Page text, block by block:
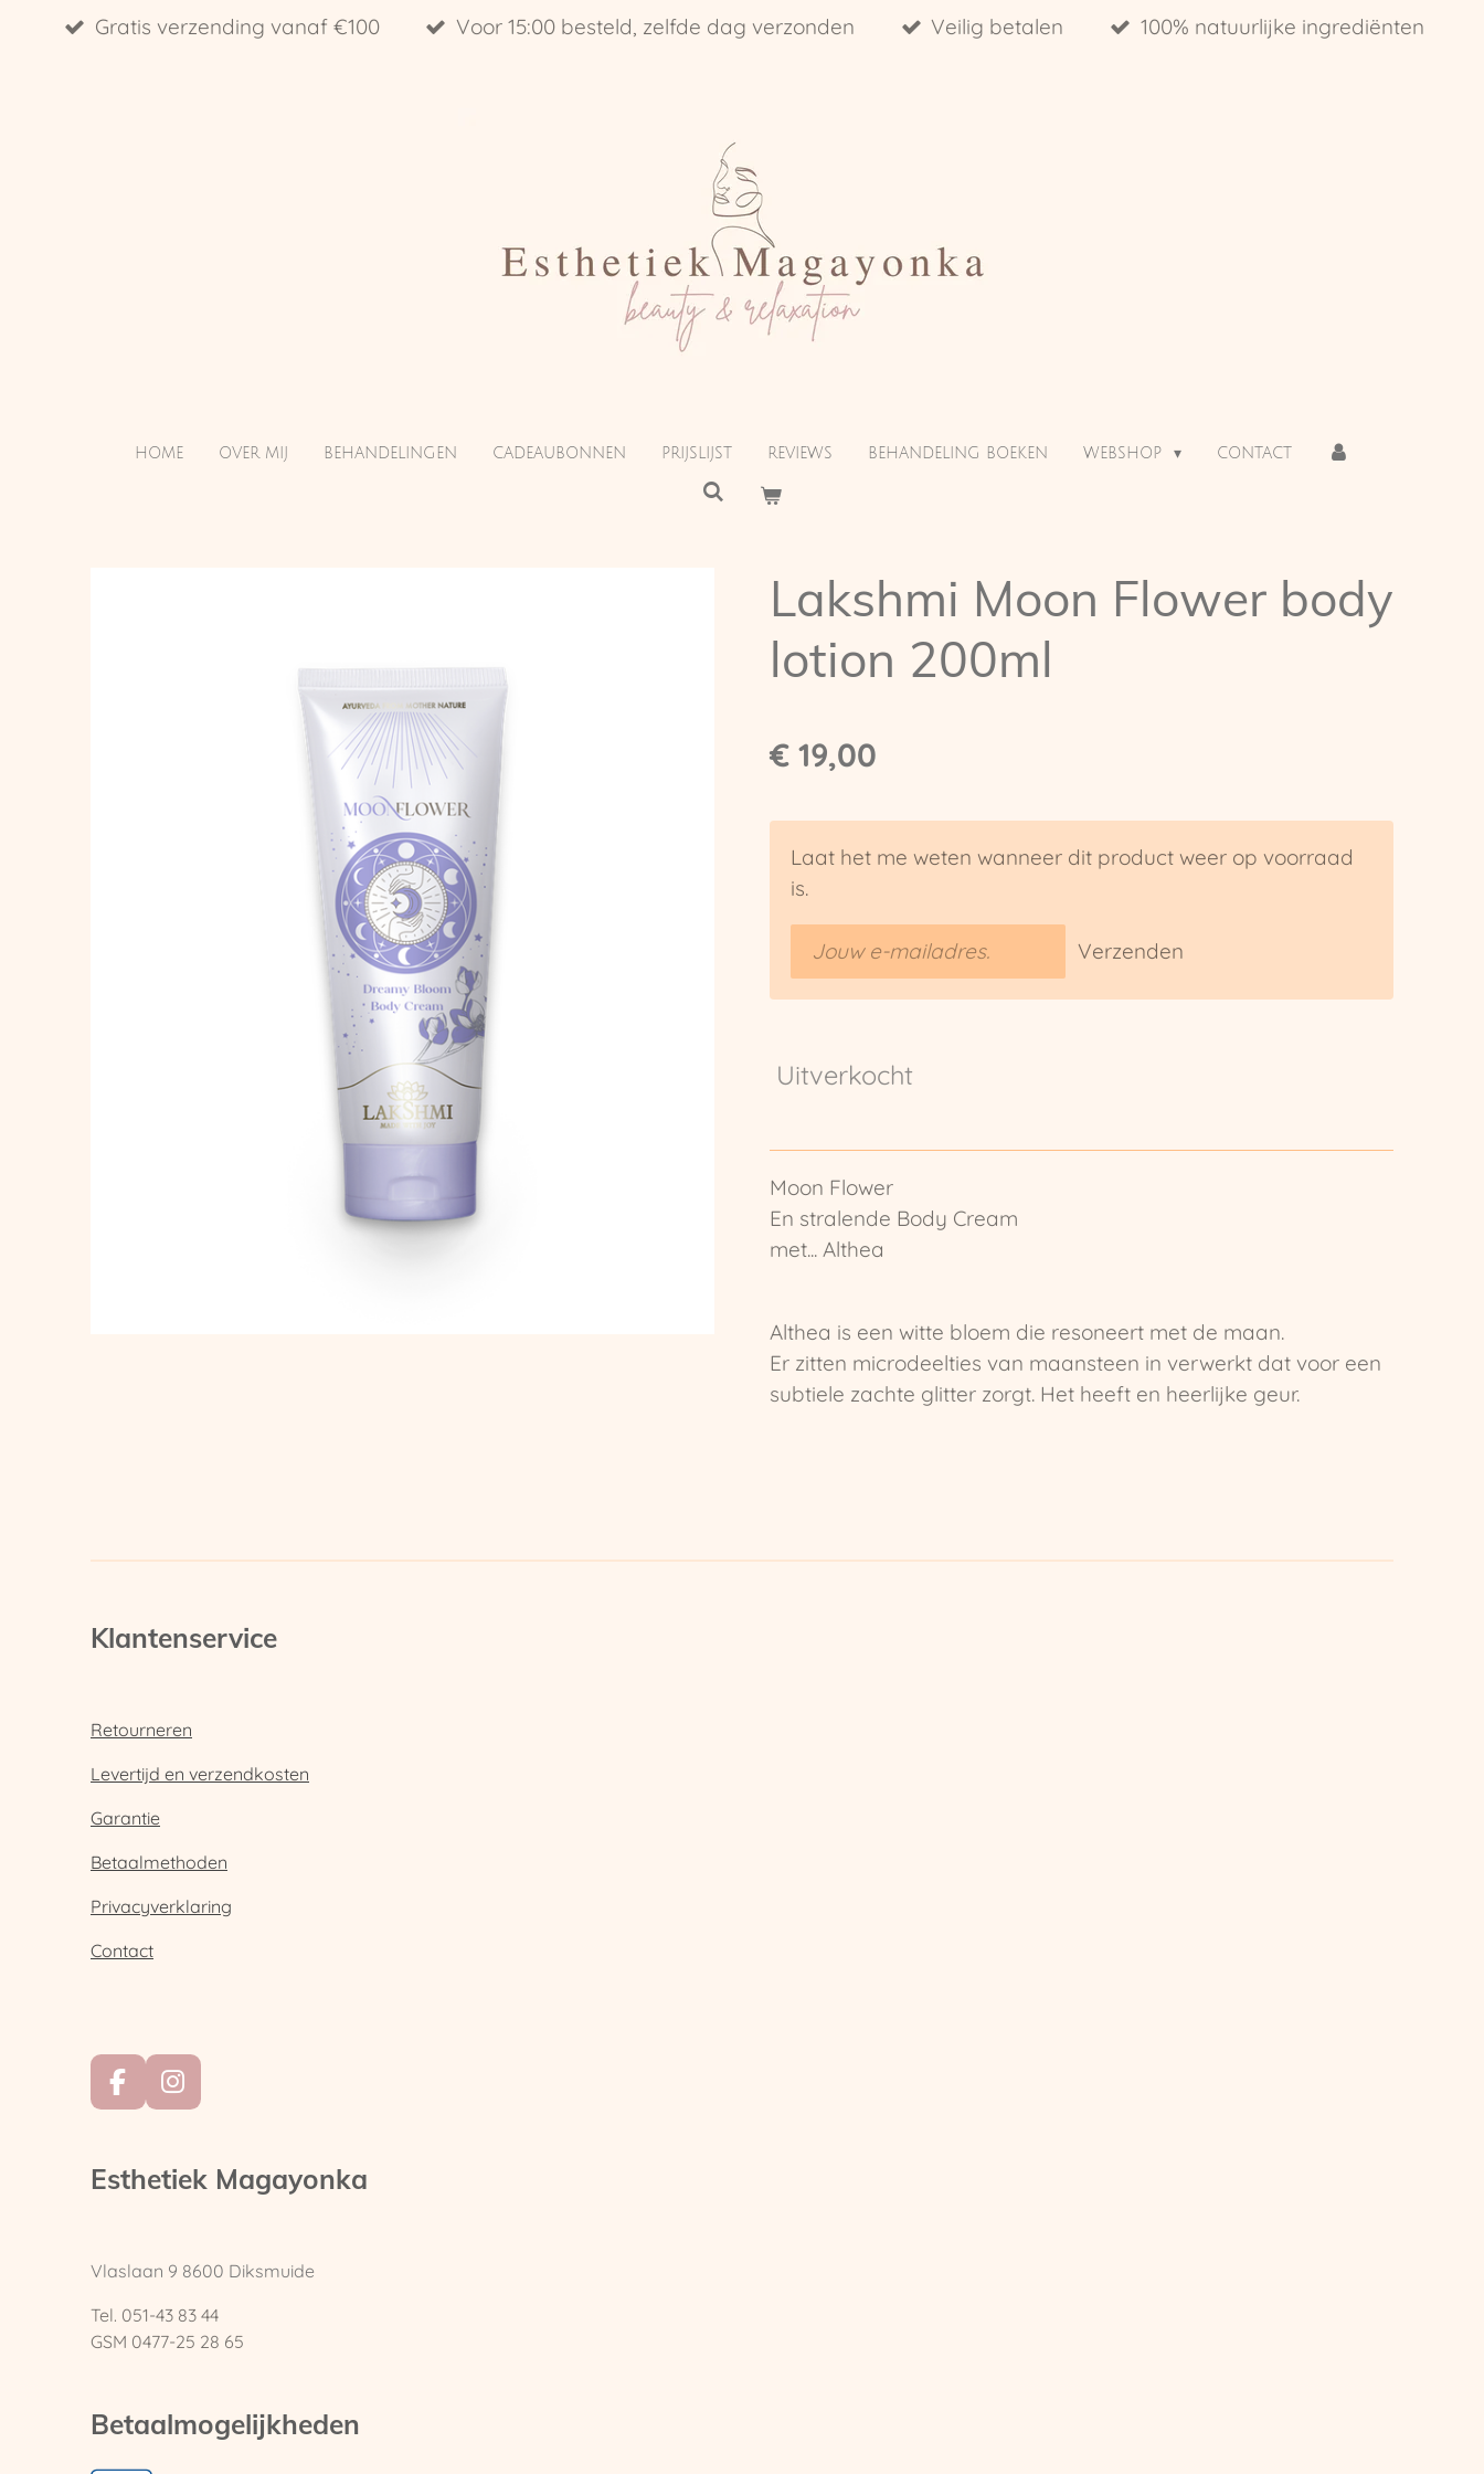
Gratis verzending vanaf €100 Voor 15:00 besteld, zelfde dag verzonden Veilig betalen 100% natuurlijke ingrediënten
HOME OVER MIJ BEHANDELINGEN CADEAUBONNEN PRIJSLIJST REVIEWS BEHANDELING BOEKEN WEBSHOP CONTACT
Lakshmi Moon Flower body
lotion 200ml
€ 19,00
Laat het me weten wanneer dit product weer op voorraad
is.
Verzenden
Uitverkocht
Moon Flower
En stralende Body Cream
met... Althea
Althea is een witte bloem die resoneert met de maan.
Er zitten microdeelties van maansteen in verwerkt dat voor een
subtiele zachte glitter zorgt. Het heeft en heerlijke geur.
Klantenservice
Retourneren
Levertijd en verzendkosten
Garantie
Betaalmethoden
Privacyverklaring
Contact
F
a
e
b
k
I
n
t
a
a
Esthetiek Magayonka
Vlaslaan 9 8600 Diksmuide
Tel. 051-43 83 44
GSM 0477-25 28 65
Betaalmogelijkheden